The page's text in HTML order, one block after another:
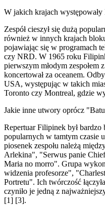
W jakich krajach
Zespół cieszył się dużą
również w innych krajach
pojawiając się w programach
czy NRD. W 1965 roku
pierwszym młodym
koncertował za oceanem.
USA, występując w takich
Toronto czy Montreal, gdzie
Jakie inne utwory oprócz
Repertuar Filipinek był bardzo
popularnych w tamtym czasie
piosenek zespołu należą
Arlekina", "Serwus panie
Maria no morro". Grupa
widzenia profesorze",
Portretu". Ich twórczość
czyniło je jedną z
[1] [3].